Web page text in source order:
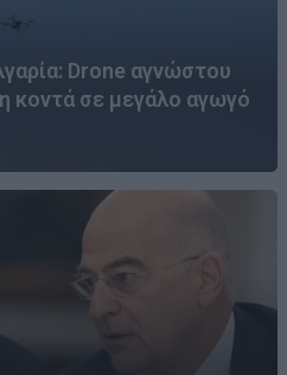
Drone αγνώστου
κοντά σε μεγάλο αγωγό